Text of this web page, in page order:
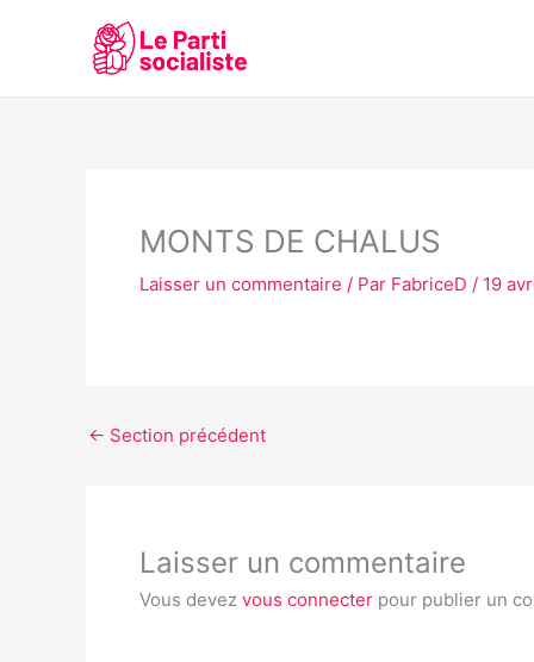
MONTS DE CHALUS
Laisser un commentaire / Par FabriceD / 19
← Section précédent
Laisser un commentaire
Vous devez vous connecter pour publier un